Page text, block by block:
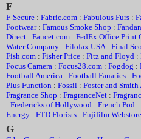
F
F-Secure : Fabric.com : Fabulous Furs :
Footwear: Famous Smoke Shop :
Direct : Faucet.com : FedEx Office Print
Water Company : Filofax USA: Final
Fish.com : Fisher Price : Fitz and Floyd :
Focus Camera : Focus28.com : Fogdog :
Football America : Football Fanatics :
Plus Function : Fossil : Foster and Smith
Fragrance Shop : FragranceNet :
: Fredericks of Hollywood : French Pod :
Energy : FTD Florists : Fujifilm Webstore
G